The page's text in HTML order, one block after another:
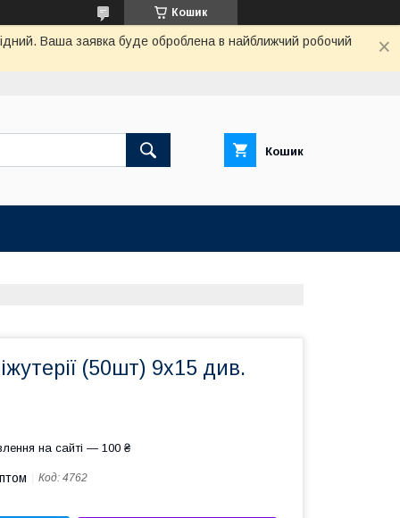
Кошик
Ваша заявка буде оброблена в найближчий робочий
Кошик
(50шт) 9x15 див.
на сайті — 100 ₴
Код: 4762